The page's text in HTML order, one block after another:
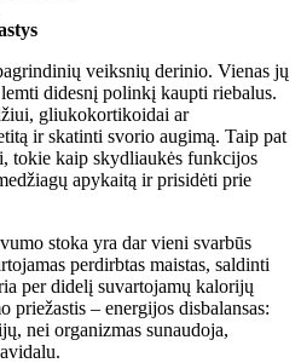
veiksnių derinio. Vienas jų
didesnį polinkį kaupti riebalus.
gliukokortikoidai ar
ir skatinti svorio augimą. Taip pat
tokie kaip skydliaukės funkcijos
apykaitą ir prisidėti prie
stoka yra dar vieni svarbūs
perdirbtas maistas, saldinti
per didelį suvartojamų kalorijų
priežastis – energijos disbalansas:
nei organizmas sunaudoja,